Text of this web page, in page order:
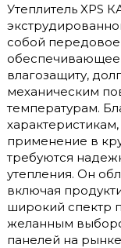
Утеплитель XPS
собой
обеспечивающее
влагозащиту,
механическим
температурам.
применение в
требуются
утепления. Он
включая
широкий спектр
желанным
панелей на